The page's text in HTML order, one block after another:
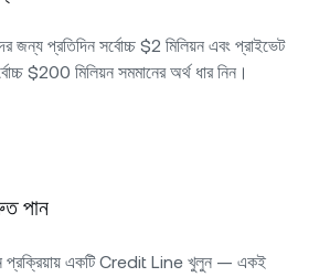
জন্য প্রতিদিন সর্বোচ্চ $2 মিলিয়ন এবং প্রাইভেট
$200 মিলিয়ন সমমানের অর্থ ধার নিন।
পান
প্রক্রিয়ায় একটি Credit Line খুলুন — একই